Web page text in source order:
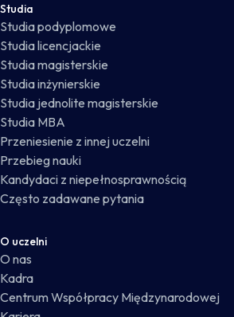
Studia
Studia podyplomowe
Studia licencjackie
Studia magisterskie
Studia inżynierskie
Studia jednolite magisterskie
Studia MBA
Przeniesienie z innej uczelni
Przebieg nauki
Kandydaci z niepełnosprawnością
Często zadawane pytania
O uczelni
O nas
Kadra
Centrum Współpracy Międzynarodowej